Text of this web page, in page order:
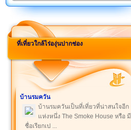
ที่เที่ยวใกล้ไร่องุ่นปากช่อง
บ้านรมควัน
บ้านรมควันเป็นที่เที่ยวที่น่าสนใจอีก
แห่งหนึ่ง The Smoke House หรือ มี
ชื่อเรียกเป ...